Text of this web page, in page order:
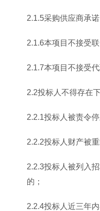
2.1.5采购供应商承
2.1.6本项目不接受
2.1.7本项目不接受
2.2投标人不得存在
2.2.1投标人被责令
2.2.2投标人财产被
2.2.3投标人被列入
的 ；
2.2.4投标人近三年